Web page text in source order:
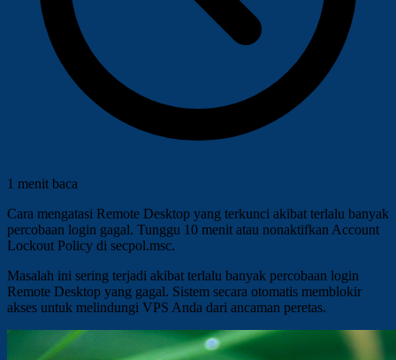
1 menit baca
Cara mengatasi Remote Desktop yang terkunci akibat terlalu banyak
percobaan login gagal. Tunggu 10 menit atau nonaktifkan Account
Lockout Policy di secpol.msc.
Masalah ini sering terjadi akibat terlalu banyak percobaan login
Remote Desktop yang gagal. Sistem secara otomatis memblokir
akses untuk melindungi VPS Anda dari ancaman peretas.